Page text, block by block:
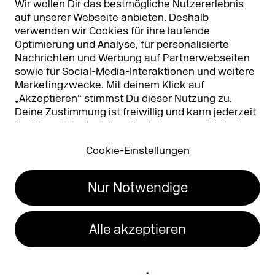
Wir wollen Dir das bestmögliche Nutzererlebnis
auf unserer Webseite anbieten. Deshalb
verwenden wir Cookies für ihre laufende
Optimierung und Analyse, für personalisierte
Nachrichten und Werbung auf Partnerwebseiten
sowie für Social-Media-Interaktionen und weitere
Marketingzwecke. Mit deinem Klick auf
„Akzeptieren“ stimmst Du dieser Nutzung zu.
Deine Zustimmung ist freiwillig und kann jederzeit
in deinen Privatsphäre-Einstellungen
geändert
Nutzung findest Du in unserer
Cookie-Einstellungen
Nur Notwendige
Alle akzeptieren
Koelnmesse GmbH
T. +49 221 821 2020
Datenschutz
Erklärung zur
Barrierefreiheit